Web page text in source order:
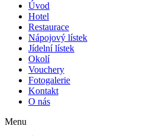
Úvod
Hotel
Restaurace
Nápojový lístek
Jídelní lístek
Okolí
Vouchery
Fotogalerie
Kontakt
O nás
Menu